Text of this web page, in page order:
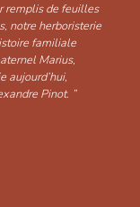
remplis de feuilles
notre herboristerie
familiale
Marius,
aujourd’hui,
Pinot. ”